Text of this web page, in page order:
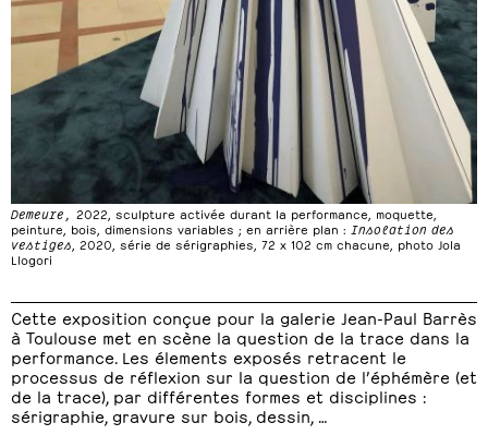
Cette exposition conçue pour la galerie Jean-Paul Barrès
à Toulouse met en scène la question de la trace dans la
performance. Les élements exposés retracent le
processus de réflexion sur la question de l’éphémère (et
de la trace), par différentes formes et disciplines :
sérigraphie, gravure sur bois, dessin, …
Demeure, 2022, sculpture activée durant la performance, moquette,
peinture, bois, dimensions variables ; en arrière plan : Insolation des
vestiges , 2020, série de sérigraphies, 72 x 102 cm chacune, photo Jola
Llogori